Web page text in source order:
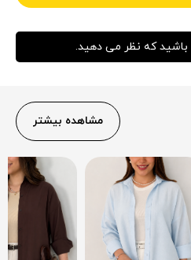
باشید که نظر می دهید.
مشاهده بیشتر